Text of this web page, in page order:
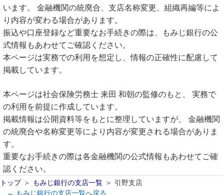
います。 金融機関の統廃合、支店名称変更、組織再編等によ
り内容が変わる場合があります。
振込や口座登録など重要なお手続きの際は、もみじ銀行の公
式情報もあわせてご確認ください。
本ページは実務での利用を想定し、情報の正確性に配慮して
掲載しています。
本ページは社会保険労務士 来田 和朝の監修のもと、 実務で
の利用を前提に作成しています。
掲載情報は公開資料等をもとに整理していますが、 金融機関
の統廃合や名称変更等により内容が変更される場合がありま
す。
重要なお手続きの際は各金融機関の公式情報もあわせてご確
認ください。
トップ もみじ銀行の支店一覧
引野支店
← もみじ銀行の支店一覧へ戻る